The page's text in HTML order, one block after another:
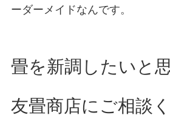
ーダーメイドなんです。
畳を新調したいと
友畳商店にご相談